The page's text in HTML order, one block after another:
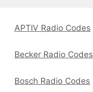
APTIV Radio Codes
Becker Radio Codes
Bosch Radio Codes